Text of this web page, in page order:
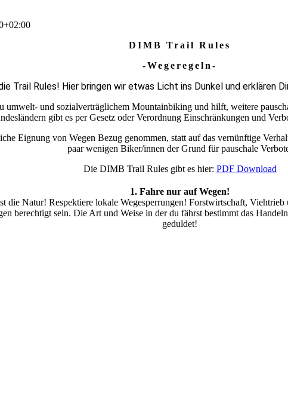
DIMB Trail Rules
-Wegeregeln-
Trail Rules! Hier bringen wir etwas Licht ins Dunkel und erklären
und sozialverträglichem Mountainbiking und hilft, weitere
gibt es per Gesetz oder Verordnung Einschränkungen und
Eignung von Wegen Bezug genommen, statt auf das vernünftige
paar wenigen Biker/innen der Grund für pauschale
Die DIMB Trail Rules gibt es hier: PDF Download
1. Fahre nur auf Wegen!
die Natur! Respektiere lokale Wegesperrungen! Forstwirtschaft,
berechtigt sein. Die Art und Weise in der du fährst bestimmt das
geduldet!